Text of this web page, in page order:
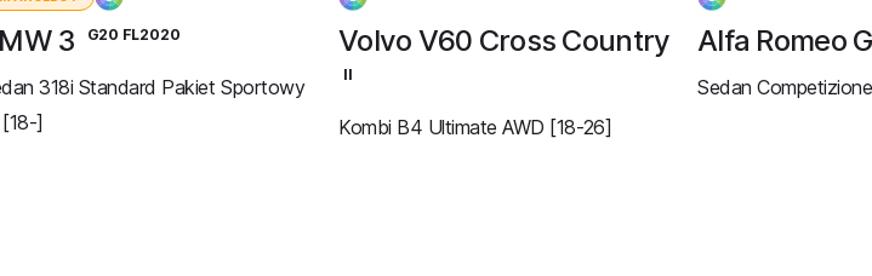
3 G20 FL2020
318i Standard Pakiet Sportowy
]
Volvo V60 Cross Country
II
Kombi B4 Ultimate AWD [18-26]
Alfa Romeo
Sedan